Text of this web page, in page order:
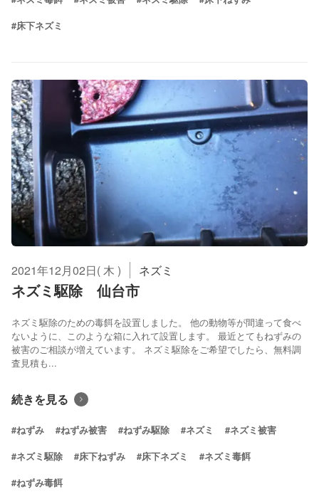
#床下ネズミ
2021年12月02日( 木 ) ネズミ
ネズミ駆除 仙台市
ネズミ駆除のための毒餌を設置しました。 他の動物等が間違って食べ
ないように、このような箱に入れて設置します。 最近とてもねずみの
被害のご相談が増えています。 ネズミ駆除をご希望でしたら、無料調
査見積も...
続きを見る
#ねずみ #ねずみ被害 #ねずみ駆除 #ネズミ #ネズミ被害
#ネズミ駆除 #床下ねずみ #床下ネズミ #ネズミ毒餌
#ねずみ毒餌